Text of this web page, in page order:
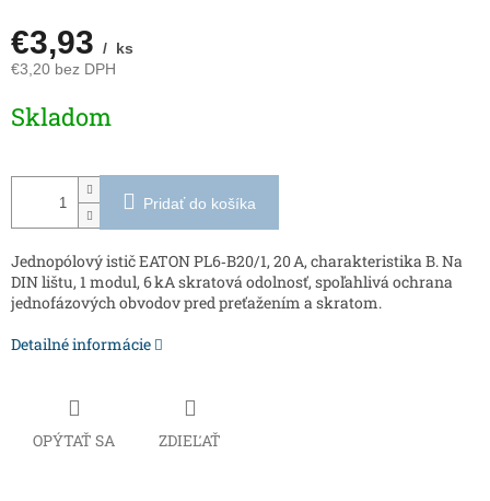
€3,93 / ks
€3,20 bez DPH
cena:
Skladom
Pridať do košíka
Jednopólový istič EATON PL6‑B20/1, 20 A, charakteristika B. Na
DIN lištu, 1 modul, 6 kA skratová odolnosť, spoľahlivá ochrana
jednofázových obvodov pred preťažením a skratom.
Detailné informácie
OPÝTAŤ SA ZDIEĽAŤ